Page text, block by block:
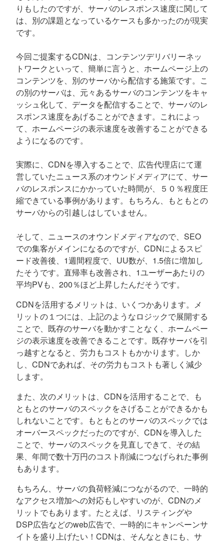
りもしたのですが、サーバのレスポンス速度に関して
は、別の課題となっているケースも多かったのが現実
です。
今回ご提案するCDNは、コンテンツデリバリーネッ
トワークといって、簡単に言うと、ホームページ上の
コンテンツを、別のサーバから配信する施策です。こ
の別のサーバは、元々あるサーバのコンテンツをキャ
ッシュ化して、データを配信することで、サーバのレ
スポンス速度をあげることができます。これによっ
て、ホームページの表示速度を改善することができる
ようになるのです。
実際に、CDNを導入することで、広告代理店にて運
営していたニュース系のオウンドメディアにて、サー
バのレスポンスにかかっていた時間が、５０％程度圧
縮できている事例があります。もちろん、もともとの
サーバからの引越しはしていません。
そして、ニュースのオウンドメディアなので、SEO
での集客がメインになるのですが、CDNによるスピ
ード改善後、1週間程度で、UU数が、1.5倍に増加し
たそうです。直帰率も改善され、1ユーザーあたりの
平均PVも、200％ほど上昇したんだそうです。
CDNを活用するメリットは、いくつかあります。メ
リットの１つには、上記のようなロジックで展開する
ことで、既存のサーバを動かすことなく、ホームペー
ジの表示速度を改善できることです。既存サーバを引
っ越すとなると、労力もコストもかかります。しか
し、CDNであれば、その労力もコストも著しく減少
します。
また、次のメリットは、CDNを活用することで、も
ともとのサーバのスペックをさげることができるかも
しれないことです。もともとのサーバのスペックでは
オーバースペックだったのですが、CDNを導入した
ことで、サーバのスペックを見直しできて、その結
果、年間で数十万円のコスト削減につなげられた事例
もあります。
もちろん、サーバの負荷軽減につながるので、一時的
なアクセス増加への対応もしやすいのが、CDNのメ
リットでもあります。たとえば、リスティングや
DSP広告などのweb広告で、一時的にキャンペーンサ
イトを盛り上げたい！CDNは、そんなときにも、サ